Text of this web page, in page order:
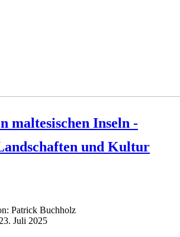
maltesischen Inseln -
und Kultur
Patrick Buchholz
Juli 2025